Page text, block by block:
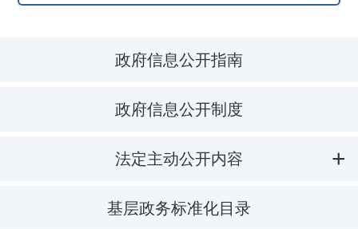
政府信息公开指南
政府信息公开制度
法定主动公开内容
基层政务标准化目录